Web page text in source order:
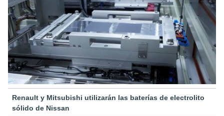
Renault y Mitsubishi utilizarán las baterías de electrolito
sólido de Nissan